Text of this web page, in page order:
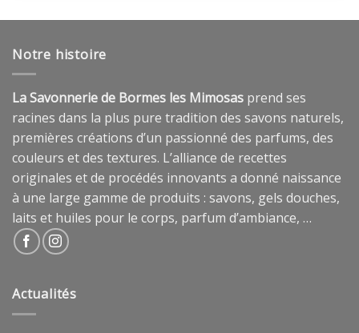
Notre histoire
La Savonnerie de Bormes les Mimosas prend ses
racines dans la plus pure tradition des savons naturels,
premières créations d’un passionné des parfums, des
couleurs et des textures. L’alliance de recettes
originales et de procédés innovants a donné naissance
à une large gamme de produits : savons, gels douches,
laits et huiles pour le corps, parfum d’ambiance, …
Actualités